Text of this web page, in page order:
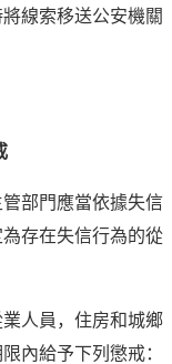
線索移送公安機關
部門應當依據失信
存在失信行為的從
人員，住房和城鄉
內給予下列懲戒：